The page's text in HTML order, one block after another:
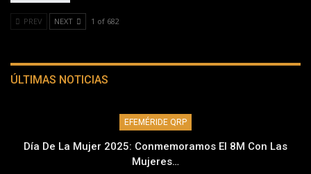
PREV NEXT 1 of 682
ÚLTIMAS NOTICIAS
EFEMÉRIDE QRP
Día De La Mujer 2025: Conmemoramos El 8M Con Las
Mujeres…